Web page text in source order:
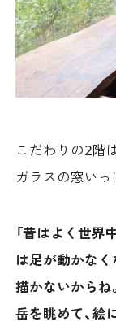
こだわりの2階
ガラスの窓いっ
「昔はよく世界
は足が動かな
描かないからね
岳を眺めて、絵